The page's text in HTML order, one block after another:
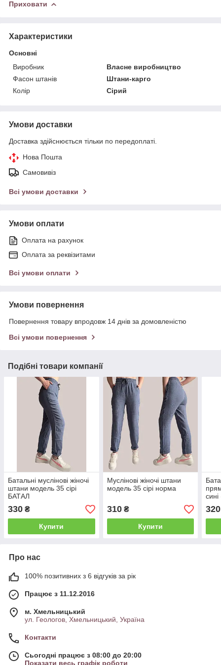
Приховати
Характеристики
Основні
Виробник
Власне виробництво
Фасон штанів
Штани-карго
Колір
Сірий
Умови доставки
Доставка здійснюється тільки по передоплаті.
Нова Пошта
Самовивіз
Всі умови доставки
Умови оплати
Оплата на рахунок
Оплата за реквізитами
Всі умови оплати
Умови повернення
Повернення товару впродовж 14 днів за домовленістю
Всі умови повернення
Подібні товари компанії
Батальні муслінові жіночі
штани модель 35 сірі
БАТАЛ
330 ₴
Купити
Муслінові жіночі штани
модель 35 сірі норма
310₴
Купити
320
Про нас
100% позитивних з 6 відгуків за рік
Працює з 11.12.2016
м. Хмельницький
ул. Геологов, Хмельницький, Україна
Контакти
Сьогодні працює з 08:00 до 20:00
Показати весь графік роботи